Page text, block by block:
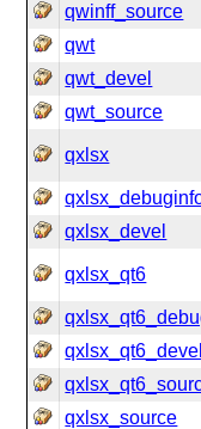
qwinff_source
qwt
qwt_devel
qwt_source
qxlsx
qxlsx_devel
qxlsx_qt6
qxlsx_qt6_devel
qxlsx_source